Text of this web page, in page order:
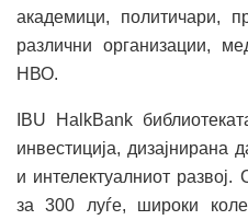
академици, политичари,
различни организации,
НВО.
IBU HalkBank
инвестиција, дизајнирана
и интелектуалниот
за 300 луѓе, широки